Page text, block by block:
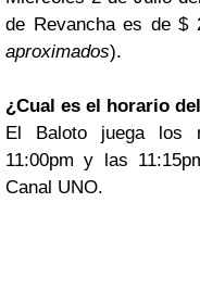
de Revancha es de $
aproximados).
¿Cual es el horario
El Baloto juega los
11:00pm y las
Canal UNO.